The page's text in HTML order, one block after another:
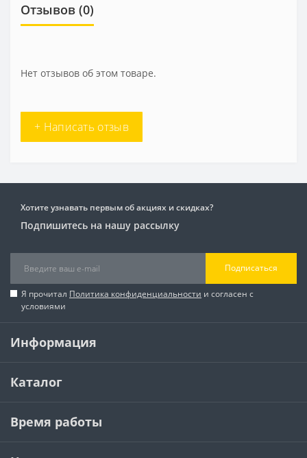
Отзывов (0)
Нет отзывов об этом товаре.
+ Написать отзыв
Хотите узнавать первым об акциях и скидках?
Подпишитесь на нашу рассылку
Подписаться
Я прочитал Политика конфиденциальности и согласен с
условиями
Информация
Каталог
Время работы